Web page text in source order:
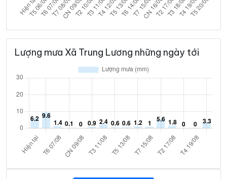
Lượng mưa Xã Trung Lương những ngày tới